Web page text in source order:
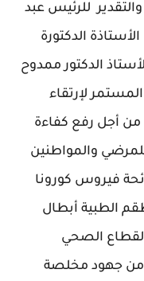
للرئيس عبد
الدكتورة
الدكتور ممدوح
لإرتقاء
من أجل رفع كفاءة
والمواطنين
فيروس كورونا
الأطقم الطبية أبطال
الصحي
من جهود مخلصة